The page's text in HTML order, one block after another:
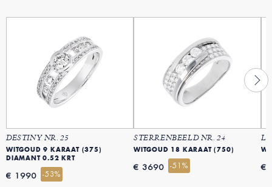
DESTINY NR. 25
WITGOUD 9 KARAAT (375)
DIAMANT 0.52 KRT
€ 1990 -53%
STERRENBEELD NR. 24
WITGOUD 18 KARAAT (750)
€ 3690 -51% €